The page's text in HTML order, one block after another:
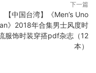
下一篇
【中国台湾】《Men’s Uno
》2018年合集男士风度时
服饰时装穿搭pdf杂志（12
本）